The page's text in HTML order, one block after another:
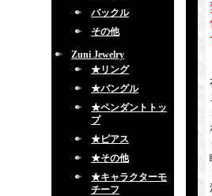
バックル
その他
Zuni Jewelry
★リング
★バングル
★ペンダントトッ
プ
★ピアス
★その他
★キャラクターモ
チーフ